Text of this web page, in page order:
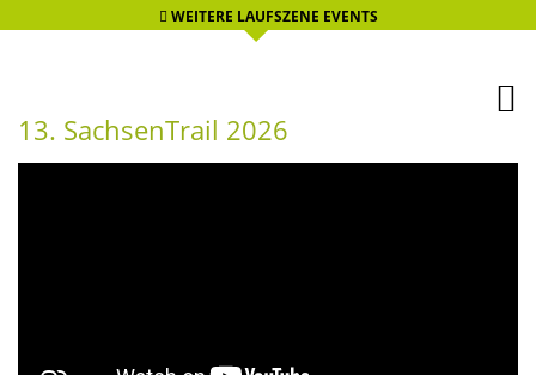
WEITERE LAUFSZENE EVENTS
13. SachsenTrail 2026